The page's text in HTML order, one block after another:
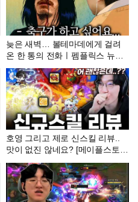
늦은 새벽… 볼테마데에게 걸려
온 한 통의 전화ㅣ펨플릭스 뉴캐
슬 EP.08
호영 그리고 제로 신스킬 리뷰..
맛이 없진 않네요? [메이플스토
리]